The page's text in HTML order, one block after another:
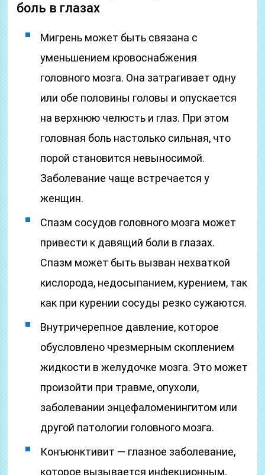
боль в глазах
Мигрень может быть связана с
уменьшением кровоснабжения
головного мозга. Она затрагивает одну
или обе половины головы и опускается
на верхнюю челюсть и глаз. При этом
головная боль настолько сильная, что
порой становится невыносимой.
Заболевание чаще встречается у
женщин.
Спазм сосудов головного мозга может
привести к давящий боли в глазах.
Спазм может быть вызван нехваткой
кислорода, недосыпанием, курением, так
как при курении сосуды резко сужаются.
Внутричерепное давление, которое
обусловлено чрезмерным скоплением
жидкости в желудочке мозга. Это может
произойти при травме, опухоли,
заболевании энцефаломенингитом или
другой патологии головного мозга.
Конъюнктивит — глазное заболевание,
которое вызывается инфекционным,